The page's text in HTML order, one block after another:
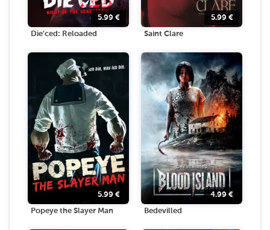
5.99 €
Die'ced: Reloaded
5.99 €
Saint Clare
5.99 €
Popeye the Slayer Man
4.99€
Bedevilled